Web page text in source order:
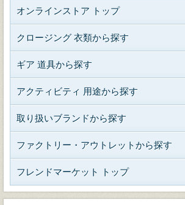
オンラインストア トップ
クロージング 衣類から探す
ギア 道具から探す
アクティビティ 用途から探す
取り扱いブランドから探す
ファクトリー・アウトレットから探す
フレンドマーケット トップ